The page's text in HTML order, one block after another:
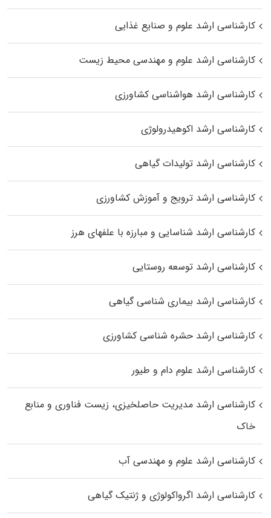
کارشناسی ارشد علوم و صنایع غذایی
کارشناسی ارشد علوم و مهندسی محیط زیست
کارشناسی ارشد هواشناسی کشاورزی
کارشناسی ارشد اکوهیدرولوژی
کارشناسی ارشد تولیدات گیاهی
کارشناسی ارشد ترویج و آموزش کشاورزی
کارشناسی ارشد شناسایی و مبارزه با علفهای هرز
کارشناسی ارشد توسعه روستایی
کارشناسی ارشد بیماری‌ شناسی گیاهی
کارشناسی ارشد حشره‌ شناسی کشاورزی
کارشناسی ارشد علوم دام و طیور
کارشناسی ارشد مدیریت حاصلخیزی، زیست فناوری و منابع
خاک
کارشناسی ارشد علوم و مهندسی آب
کارشناسی ارشد اگرواکولوژی و ژنتیک گیاهی